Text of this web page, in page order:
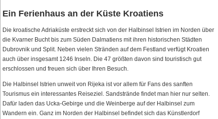
Ein Ferienhaus an der Küste Kroatiens
Die kroatische Adriaküste erstreckt sich von der Halbinsel Istrien im Norden über
die Kvarner Bucht bis zum Süden Dalmatiens mit ihren historischen Städten
Dubrovnik und Split. Neben vielen Stränden auf dem Festland verfügt Kroatien
auch über insgesamt 1246 Inseln. Die 47 größten davon sind touristisch gut
erschlossen und freuen sich über Ihren Besuch.
Die Halbinsel Istrien unweit von Rijeka ist vor allem für Fans des sanften
Tourismus ein interessantes Reiseziel. Sandstrände findet man hier nur selten.
Dafür laden das Ucka-Gebirge und die Weinberge auf der Halbinsel zum
Wandern ein. Ganz im Norden der Halbinsel befindet sich das Künstlerdorf